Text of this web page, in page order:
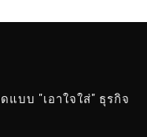
แบบ "เอาใจใส่" ธุรกิจ